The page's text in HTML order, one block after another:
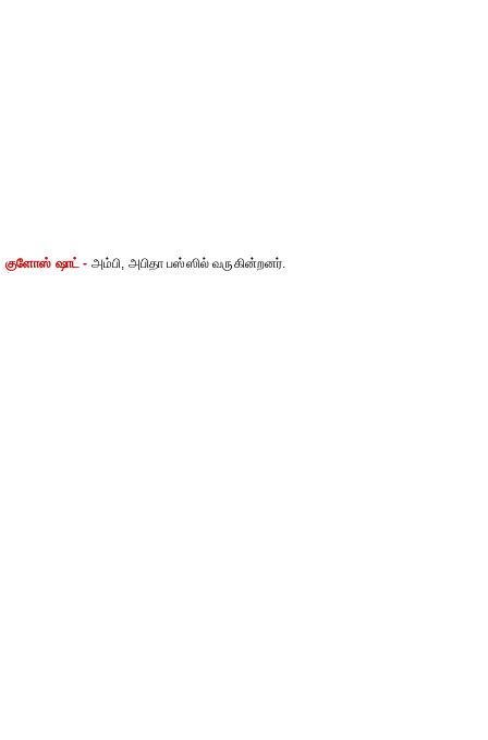
குளோஸ் ஷாட் - அம்பி, அபிதா பஸ்ஸில் வருகின்றனர்.